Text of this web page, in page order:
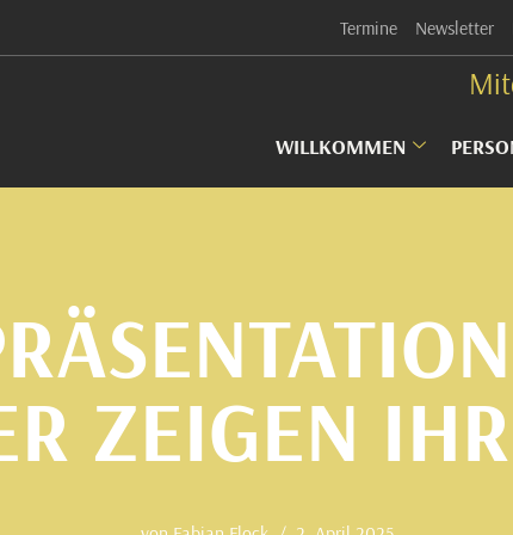
Termine Newsletter
WILLKOMMEN
ZEIGEN